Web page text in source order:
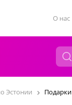
О нас
Эстонии Подарки